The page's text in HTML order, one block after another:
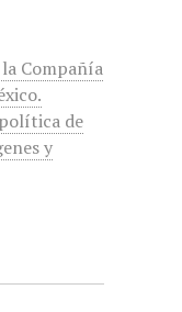
Compañía
de
y